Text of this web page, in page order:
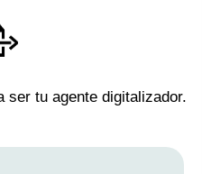
ser tu agente digitalizador.